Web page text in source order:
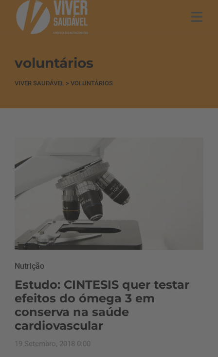
voluntários
VIVER SAUDÁVEL > VOLUNTÁRIOS
Nutrição
Estudo: CINTESIS quer testar
efeitos do ómega 3 em
conserva na saúde
cardiovascular
19 Setembro, 2018 0:00